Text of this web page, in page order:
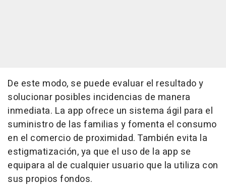
De este modo, se puede evaluar el resultado y
solucionar posibles incidencias de manera
inmediata. La app ofrece un sistema ágil para el
suministro de las familias y fomenta el consumo
en el comercio de proximidad. También evita la
estigmatización, ya que el uso de la app se
equipara al de cualquier usuario que la utiliza con
sus propios fondos.